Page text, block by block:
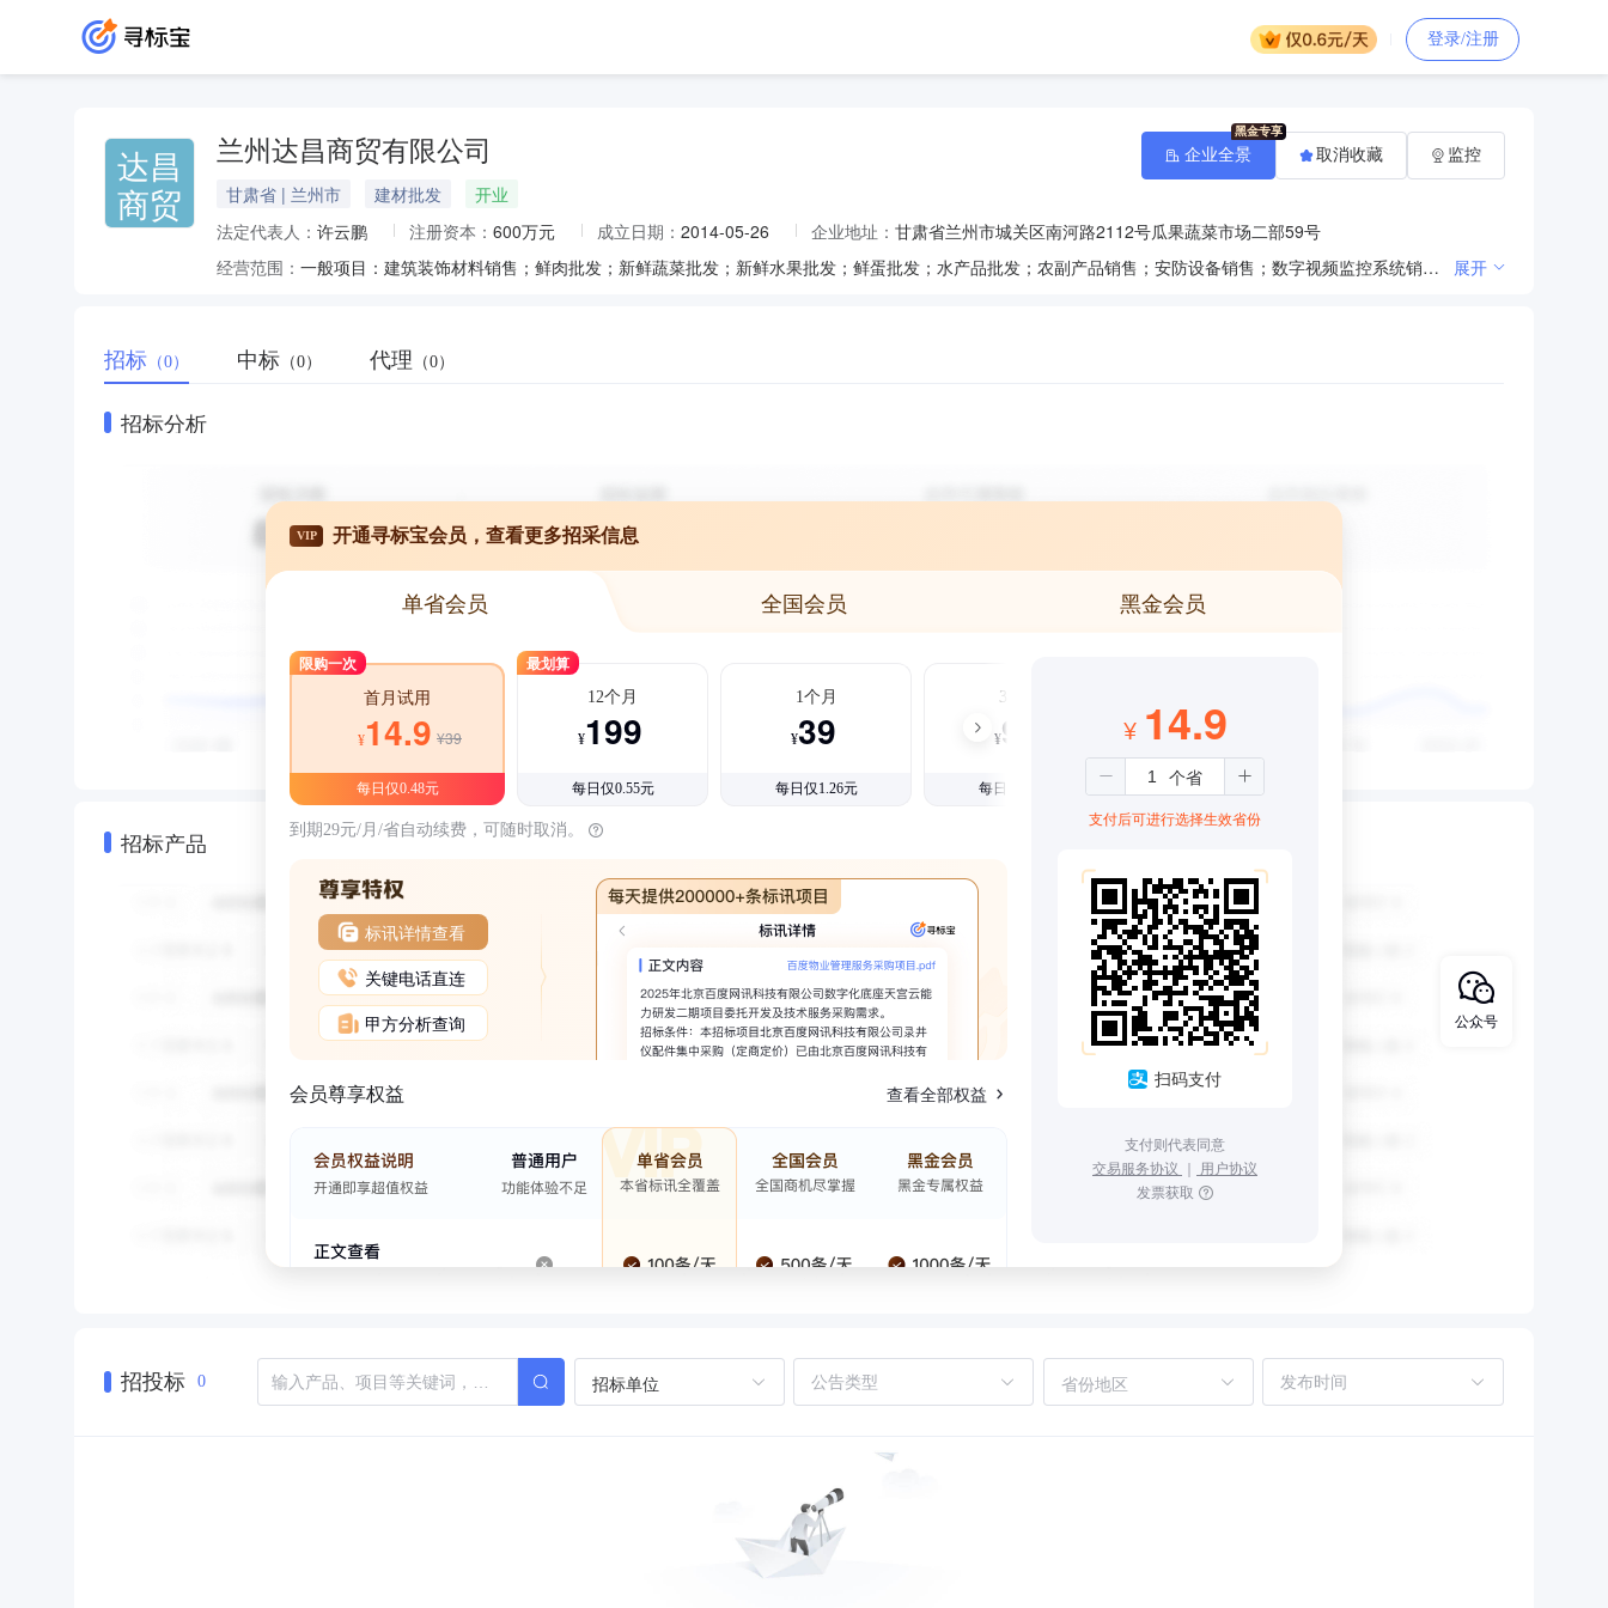
登录/注册
达昌
商贸
兰州达昌商贸有限公司
甘肃省 | 兰州市 建材批发
开业
法定代表人： 许云鹏 注册资本： 600万元 成立日期： 2014-05-26 企业地址： 甘肃省兰州市城关区南河路2112号瓜果蔬菜市场二部59号
经营范围：
一般项目：建筑装饰材料销售；鲜肉批发；新鲜蔬菜批发；新鲜水果批发；鲜蛋批发；水产品批发；农副产品销售；安防设备销售；数字视频监控系统销售；信息安全设备销售；音响设备销售；计算机软硬件及辅助设备批发；云计算设备销售；移动通信设备销售；网络设备销售；家用视听设备销售；光通信设备销售；电子元器件批发；光纤销售；光缆销售；工业自动控制系统装置销售；软件销售；办公设备销售；智能车载设备销售；智能仪器仪表销售；信息系统集成服务；信息技术咨询服务；计算机系统服务；数字技术服务；普通机械设备安装服务；家用电器安装服务；日用百货销售；工艺美术品及礼仪用品销售（象牙及其制品除外）；塑料制品销售；针纺织品销售（除许可业务外，可自主依法经营法律法规非禁止或限制的项目） 展开
企业全景 取消收藏 监控
招标 （0） 中标 （0） 代理 （0）
招标分析
招标产品
VIP 开通寻标宝会员，查看更多招采信息
单省会员 全国会员 黑金会员
限购一次
首月试用
¥14.9 ¥39
每日仅0.48元
最划算
12个月
¥199
每日仅0.55元
1个月
¥39
每日仅1.26元
3个月
¥99
每日仅1.08元
到期29元/月/省自动续费，可随时取消。
标讯详情查看
关键电话直连
甲方分析查询
会员尊享权益 查看全部权益
¥ 14.9
支付后可进行选择生效省份
扫码支付
支付则代表同意
交易服务协议 ｜ 用户协议
发票获取
招投标 0 招标单位 省份地区
公众号